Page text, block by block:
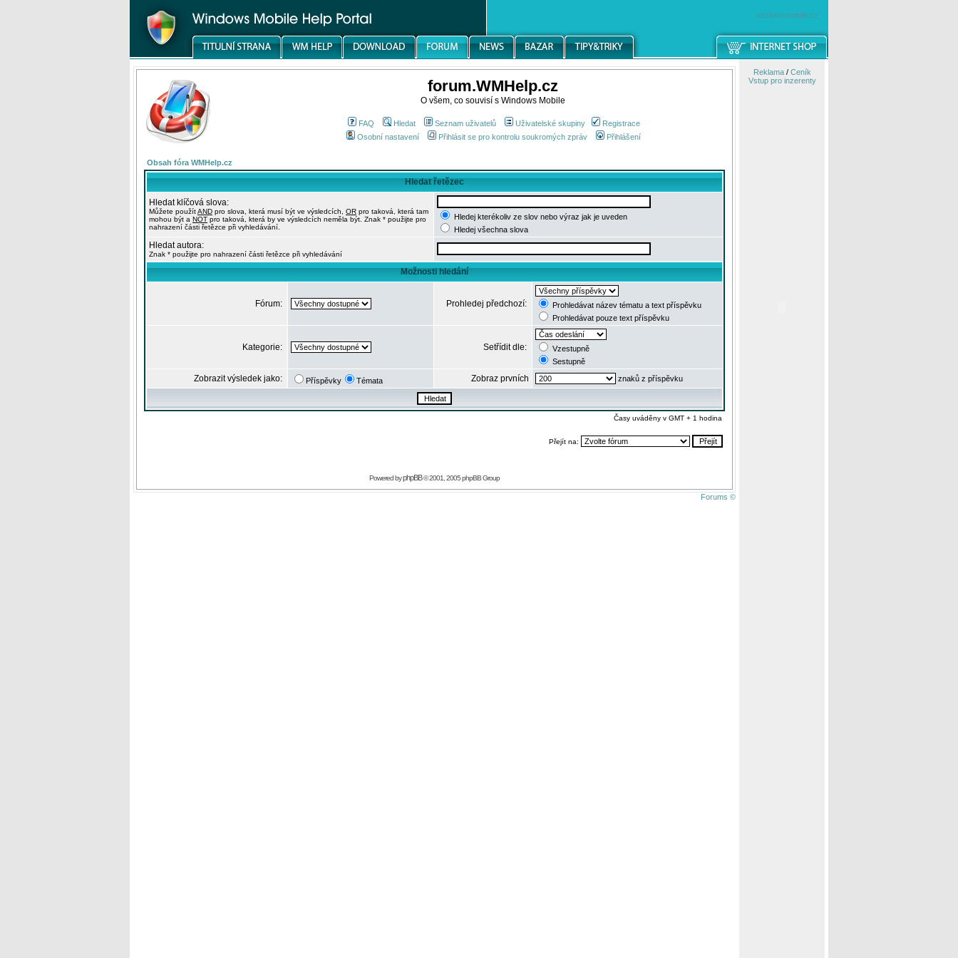
windowsmobile.cz
forum.WMHelp.cz
O všem, co souvisí s Windows Mobile
FAQ Hledat Seznam uživatelů Uživatelské skupiny
Registrace
Osobní nastavení
Přihlásit se pro kontrolu soukromých zpráv Přihlášení
Obsah fóra WMHelp.cz
Hledat řetězec
Hledat klíčová slova:
Můžete použítAND pro slova, která musí být ve výsledcích, OR pro taková, která tam
mohou být a NOT pro taková, která by ve výsledcích neměla být. Znak * použijte pro
nahrazení části řetězce při vyhledávání.
Hledej kterékoliv ze slov nebo výraz jak je uveden
Hledej všechna slova
Hledat autora:
Znak * použijte pro nahrazení části řetězce při vyhledávání
Možnosti hledání
Fórum: Prohledej předchozí:
Prohledávat název tématu a text příspěvku
Prohledávat pouze text příspěvku
Kategorie: Setřídit dle:
Vzestupně
Sestupně
Zobrazit výsledek jako: Příspěvky Témata Zobraz prvních znaků z příspěvku
Časy uváděny v GMT + 1 hodina
Přejít na:
Powered byphpBB© 2001, 2005 phpBB Group
Forums ©
Reklama/ Ceník
Vstup pro inzerenty